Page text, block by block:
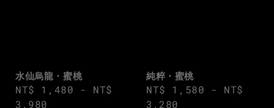
水仙烏龍・蜜桃
Regular
price
NT$ 1,480 - NT$
3,980
純粹・蜜桃
Regular
price
NT$ 1,580 - NT$
3,280